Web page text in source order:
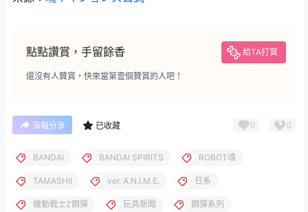
點點讚賞，手留餘香 給TA打賞
還沒有人贊賞，快來當第壹個贊賞的人吧！
海報分享 已收藏 0 0
BANDAI BANDAI SPIRITS ROBOT魂
TAMASHII ver. A.N.I.M.E. 日系
機動戰士Z鋼彈 玩具新聞 鋼彈系列